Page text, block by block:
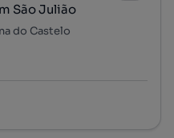
São Julião
do Castelo